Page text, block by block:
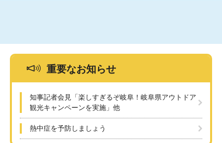
重要なお知らせ
知事記者会見「楽しすぎるぞ岐阜！岐阜県アウトドア
観光キャンペーンを実施」他
熱中症を予防しましょう